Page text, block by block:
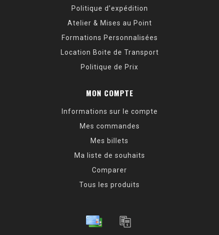
Politique d’expédition
Atelier & Mises au Point
Formations Personnalisées
Location Boite de Transport
Politique de Prix
MON COMPTE
Informations sur le compte
Mes commandes
Mes billets
Ma liste de souhaits
Comparer
Tous les produits